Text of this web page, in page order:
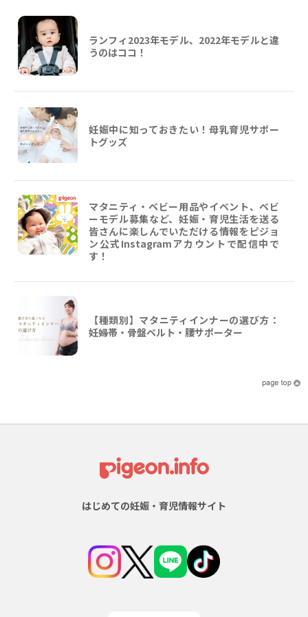
ランフィ2023年モデル、2022年モデルと違
うのはココ！
妊娠中に知っておきたい！母乳育児サポー
トグッズ
マタニティ・ベビー用品やイベント、ベビ
ーモデル募集など、妊娠・育児生活を送る
皆さんに楽しんでいただける情報をピジョ
ン公式Instagramアカウントで配信中で
す！
【種類別】マタニティインナーの選び方：
妊婦帯・骨盤ベルト・腰サポーター
はじめての妊娠・育児情報サイト